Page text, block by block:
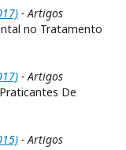
- Artigos
no Tratamento
- Artigos
De
- Artigos